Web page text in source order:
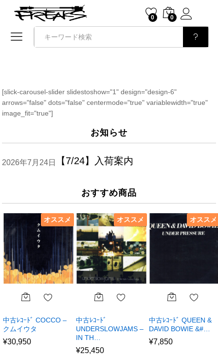
0 0
[slick-carousel-slider slidestoshow="1" design="design-6"
arrows="false" dots="false" centermode="true" variablewidth="true"
image_fit="true"]
お知らせ
【7/24】入荷案内
2026年7月24日
おすすめ商品
オススメ
中古ﾚｺｰﾄﾞ COCCO –
クムイウタ
¥30,950
オススメ
中古ﾚｺｰﾄﾞ
UNDERSLOWJAMS –
IN TH…
¥25,450
オススメ
中古ﾚｺｰﾄﾞ QUEEN &
DAVID BOWIE &#…
¥7,850